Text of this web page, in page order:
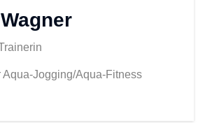
Aqua-Jogging/Aqua-Fitness